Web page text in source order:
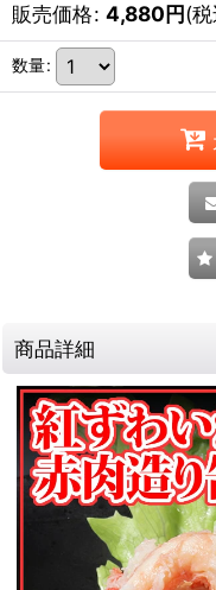
販売価格: 4,880円(
数量:
商品詳細